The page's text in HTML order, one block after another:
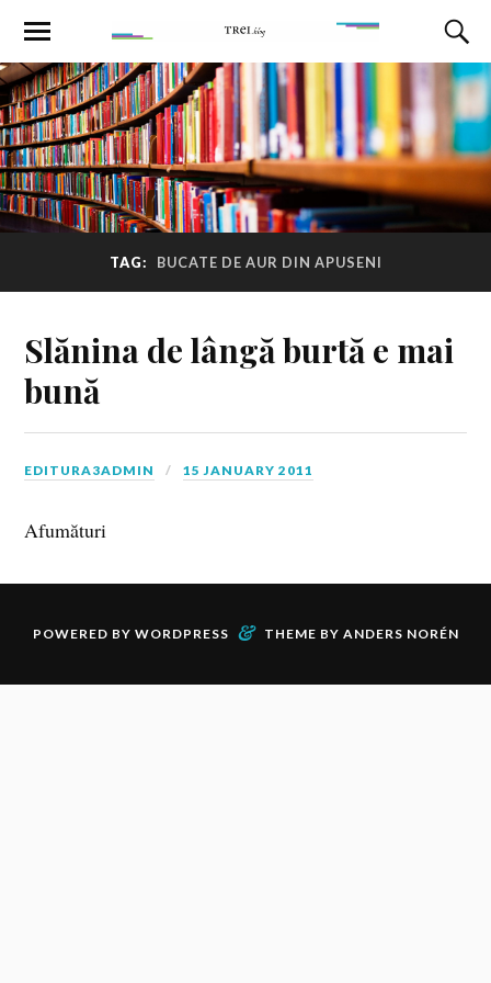
TAG: BUCATE DE AUR DIN APUSENI
Slănina de lângă burtă e mai
bună
EDITURA3ADMIN 15 JANUARY 2011
Afumături
POWERED BY WORDPRESS & THEME BY ANDERS NORÉN